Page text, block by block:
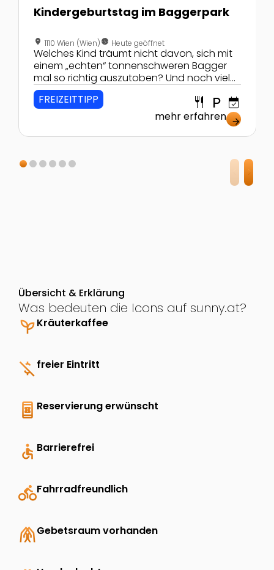
Kindergeburtstag im Baggerpark
location_on 1110 Wien (Wien)nest_clock_farsight_analog Heute geöffnet
Welches Kind träumt nicht davon, sich mit
einem „echten“ tonnenschweren Bagger
mal so richtig auszutoben? Und noch viel
lustiger ist das zum Geburtstag mit den
besten Freunden!
FREIZEITTIPP restaurant local_parking event_available
mehr erfahren arrow_forward
Übersicht & Erklärung
Was bedeuten die Icons auf sunny.at?
psychiatryKräuterkaffee
money_off freier Eintritt
book_online Reservierung erwünscht
accessible Barrierefrei
directions_bikeFahrradfreundlich
folded_handsGebetsraum vorhanden